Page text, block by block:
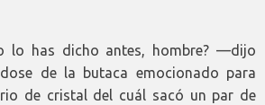
lo has dicho antes, hombre? —dijo
de la butaca emocionado para
de cristal del cuál sacó un par de